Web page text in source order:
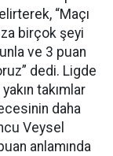
“Maçı
birçok şeyi
ve 3 puan
dedi. Ligde
takımlar
daha
Veysel
anlamında